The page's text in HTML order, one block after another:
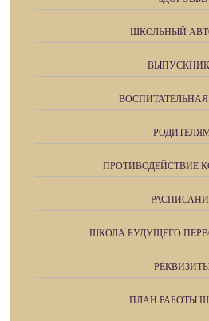
ШКОЛЬНЫЙ
ВОСПИТАТЕЛЬНАЯ
ПРОТИВОДЕЙСТВИЕ
ШКОЛА БУДУЩЕГО
ПЛАН РАБОТЫ